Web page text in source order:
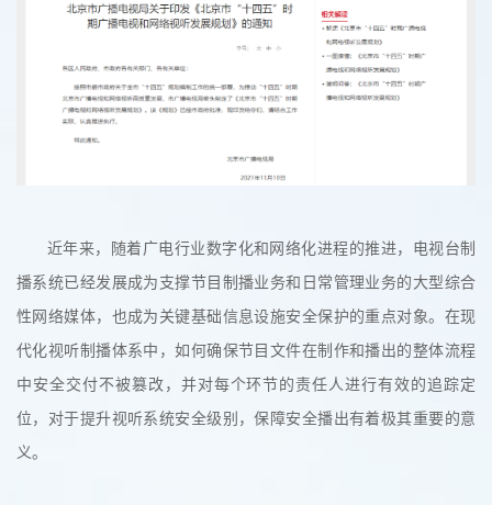
近年来，随着广电行业数字化和网络化进程的推进，电视台制
播系统已经发展成为支撑节目制播业务和日常管理业务的大型综合
性网络媒体，也成为关键基础信息设施安全保护的重点对象。在现
代化视听制播体系中，如何确保节目文件在制作和播出的整体流程
中安全交付不被篡改，并对每个环节的责任人进行有效的追踪定
位，对于提升视听系统安全级别，保障安全播出有着极其重要的意
义。